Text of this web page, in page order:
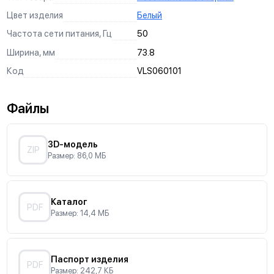
Цвет изделия
Белый
Частота сети питания, Гц
50
Ширина, мм
73.8
Код
VLS060101
Файлы
ZIP
3D-модель
Размер: 86,0 МБ
PDF
Каталог
Размер: 14,4 МБ
PDF
Паспорт изделия
Размер: 242,7 КБ